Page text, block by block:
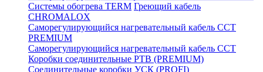
Системы обогрева TERM Греющий кабель
CHROMALOX
Саморегулирующийся нагревательный кабель ССТ
PREMIUM
Саморегулирующийся нагревательный кабель ССТ
Коробки соединительные РТВ (PREMIUM)
Соединительные коробки УСК (PROFI)